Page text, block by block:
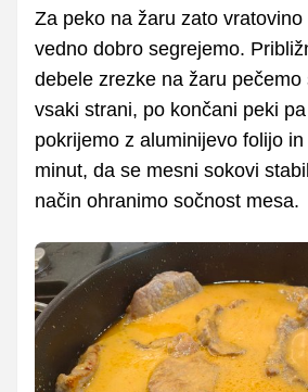
Za peko na žaru zato
vedno dobro segrejemo.
debele zrezke na žaru pečemo
vsaki strani, po končani peki
pokrijemo z aluminijevo folijo
minut, da se mesni sokovi
način ohranimo sočnost mesa.